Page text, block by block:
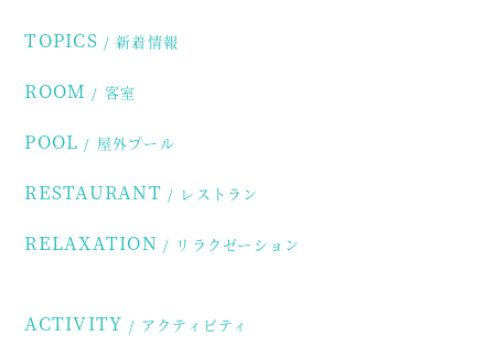
TOPICS 新着情報
ROOM 客室
POOL 屋外プール
RESTAURANT レストラン
RELAXATION リラクゼーション
ACTIVITY アクティビティ